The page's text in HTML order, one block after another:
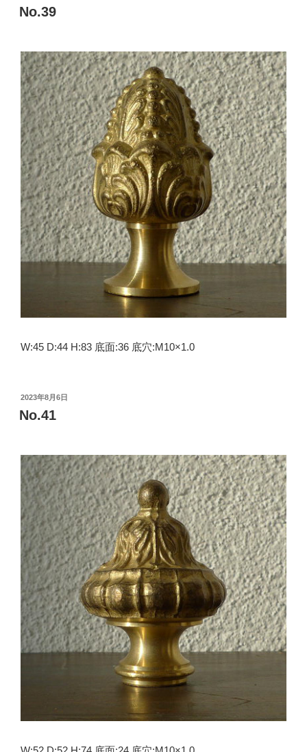
稿
日:
No.39
W:45 D:44 H:83 底面:36 底穴:M10×1.0
投
稿
日:
2023年8月6日
No.41